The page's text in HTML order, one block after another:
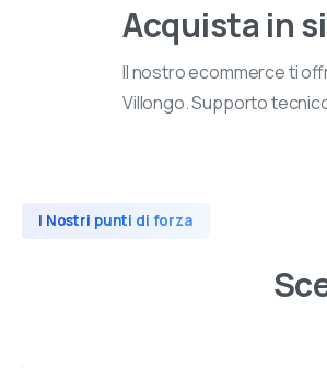
Acquista in
Il nostro ecommerce ti
Villongo. Supporto
I Nostri punti di forza